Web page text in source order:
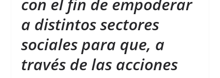
a distintos sectores
sociales para que, a
través de las acciones